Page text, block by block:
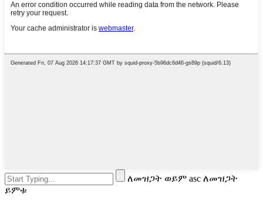
ለመዝጋት ወይም asc ለመዝጋት
ይምቱ